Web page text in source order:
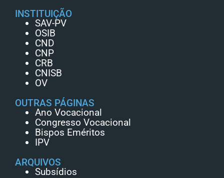
INSTITUIÇÃO
SAV-PV
OSIB
CND
CNP
CRB
CNISB
OV
OUTRAS PÁGINAS
Ano Vocacional
Congresso Vocacional
Bispos Eméritos
IPV
ARQUIVOS
Subsídios